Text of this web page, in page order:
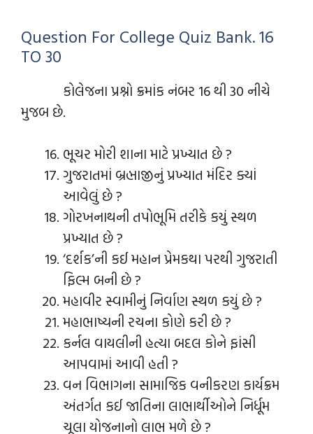
Question For College Quiz Bank. 16
TO 30
કોલેજના પ્રશ્નો ક્રમાંક નંબર 16 થી 30 નીચે
મુજબ છે.
ભૂચર મોરી શાના માટે પ્રખ્યાત છે ?
ગુજરાતમાં બ્રહ્માજીનું પ્રખ્યાત મંદિર ક્યાં
આવેલું છે ?
ગોરખનાથની તપોભૂમિ તરીકે કયું સ્થળ
પ્રખ્યાત છે ?
‘દર્શક’ની કઈ મહાન પ્રેમકથા પરથી ગુજરાતી
ફિલ્મ બની છે ?
મહાવીર સ્વામીનું નિર્વાણ સ્થળ કયું છે ?
મહાભાષ્યની રચના કોણે કરી છે ?
કર્નલ વાયલીની હત્યા બદલ કોને ફાંસી
આપવામાં આવી હતી ?
વન વિભાગના સામાજિક વનીકરણ કાર્યક્રમ
અંતર્ગત કઈ જાતિના લાભાર્થીઓને નિર્ધૂમ
ચૂલા યોજનાનો લાભ મળે છે ?